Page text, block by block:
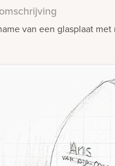
van een glasplaat